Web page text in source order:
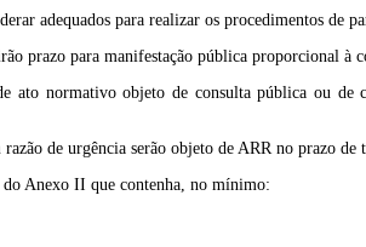
adequados para realizar os procedimentos de
prazo para manifestação pública proporcional à
normativo objeto de consulta pública ou de
de urgência serão objeto de ARR no prazo de
Anexo II que contenha, no mínimo: